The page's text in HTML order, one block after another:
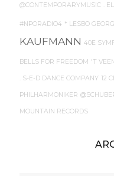
@CONTEMPORARYMUSIC .
#NPORADIO4 * LESBO
KAUFMANN 40E
BELLS FOR FREEDOM 'T
. S-E-D DANCE COMPANY 12
PHILHARMONIKER
MOUNTAIN RECORDS